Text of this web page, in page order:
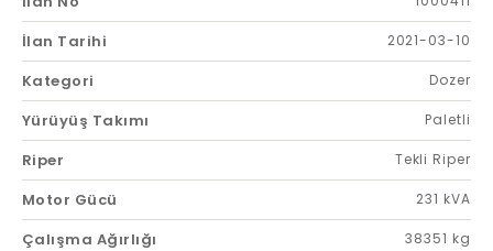
İlan Tarihi 2021-03-10
Kategori Dozer
Yürüyüş Takımı Paletli
Riper Tekli Riper
Motor Gücü 231 kVA
Çalışma Ağırlığı 38351 kg